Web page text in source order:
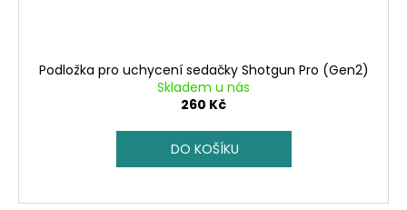
Podložka pro uchycení sedačky Shotgun Pro (Gen2)
Skladem u nás
260 Kč
DO KOŠÍKU